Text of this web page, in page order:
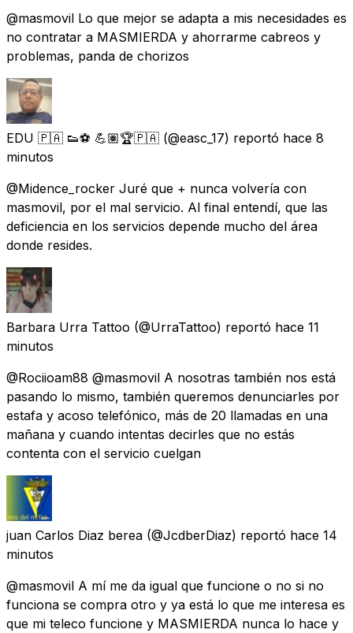
@masmovil Lo que mejor se adapta a mis necesidades es
no contratar a MASMIERDA y ahorrarme cabreos y
problemas, panda de chorizos
EDU 🇵🇦 👟⚽ 💪🏽🏆🇵🇦 (@easc_17) reportó hace 8
minutos
@Midence_rocker Juré que + nunca volvería con
masmovil, por el mal servicio. Al final entendí, que las
deficiencia en los servicios depende mucho del área
donde resides.
Barbara Urra Tattoo (@UrraTattoo) reportó hace 11
minutos
@Rociioam88 @masmovil A nosotras también nos está
pasando lo mismo, también queremos denunciarles por
estafa y acoso telefónico, más de 20 llamadas en una
mañana y cuando intentas decirles que no estás
contenta con el servicio cuelgan
juan Carlos Diaz berea (@JcdberDiaz) reportó hace 14
minutos
@masmovil A mí me da igual que funcione o no si no
funciona se compra otro y ya está lo que me interesa es
que mi teleco funcione y MASMIERDA nunca lo hace y